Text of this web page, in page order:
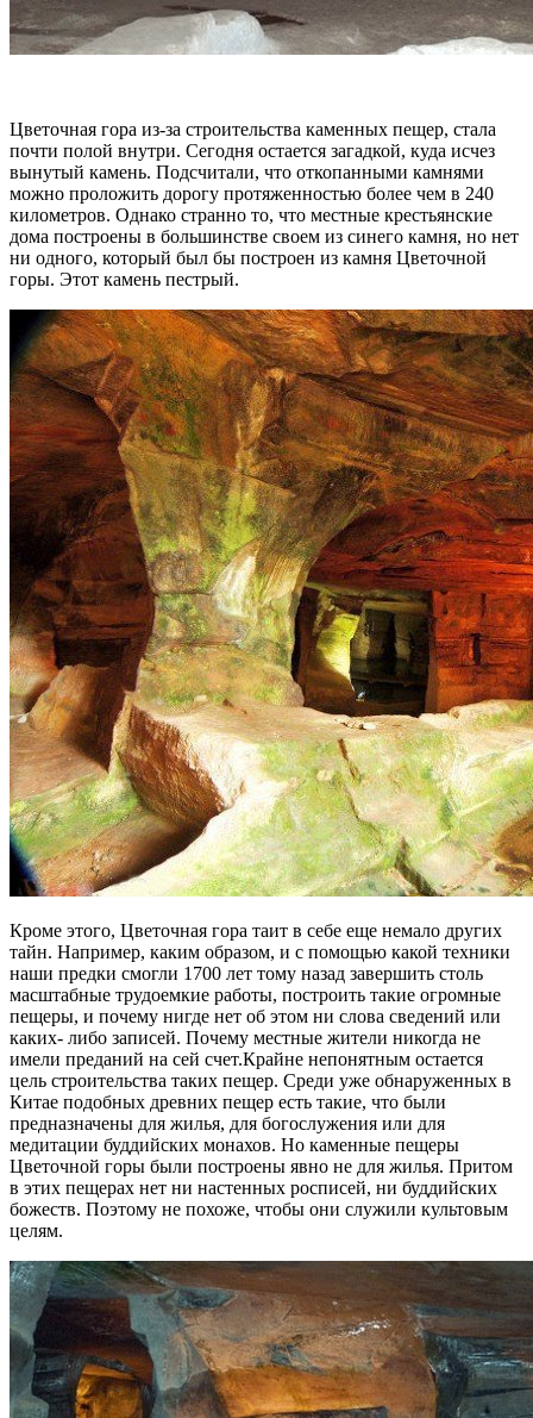
Цветочная гора из-за строительства каменных пещер, стала
почти полой внутри. Сегодня остается загадкой, куда исчез
вынутый камень. Подсчитали, что откопанными камнями
можно проложить дорогу протяженностью более чем в 240
километров. Однако странно то, что местные крестьянские
дома построены в большинстве своем из синего камня, но нет
ни одного, который был бы построен из камня Цветочной
горы. Этот камень пестрый.
Кроме этого, Цветочная гора таит в себе еще немало других
тайн. Например, каким образом, и с помощью какой техники
наши предки смогли 1700 лет тому назад завершить столь
масштабные трудоемкие работы, построить такие огромные
пещеры, и почему нигде нет об этом ни слова сведений или
каких- либо записей. Почему местные жители никогда не
имели преданий на сей счет.Крайне непонятным остается
цель строительства таких пещер. Среди уже обнаруженных в
Китае подобных древних пещер есть такие, что были
предназначены для жилья, для богослужения или для
медитации буддийских монахов. Но каменные пещеры
Цветочной горы были построены явно не для жилья. Притом
в этих пещерах нет ни настенных росписей, ни буддийских
божеств. Поэтому не похоже, чтобы они служили культовым
целям.